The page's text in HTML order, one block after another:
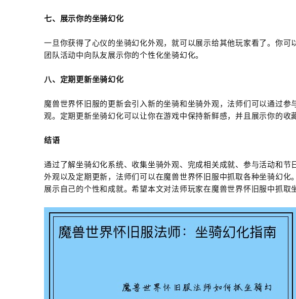
七、展示你的坐骑幻化
一旦你获得了心仪的坐骑幻化外观，就可以展示给其他玩家看了。你可
团队活动中向队友展示你的个性化坐骑幻化。
八、定期更新坐骑幻化
魔兽世界怀旧服的更新会引入新的坐骑和坐骑外观，法师们可以通过参
观。定期更新坐骑幻化可以让你在游戏中保持新鲜感，并且展示你的收
结语
通过了解坐骑幻化系统、收集坐骑外观、完成相关成就、参与活动和节
外观以及定期更新，法师们可以在魔兽世界怀旧服中抓取各种坐骑幻化
展示自己的个性和成就。希望本文对法师玩家在魔兽世界怀旧服中抓取